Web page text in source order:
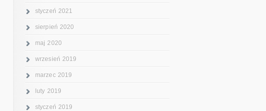
styczeń 2021
sierpień 2020
maj 2020
wrzesień 2019
marzec 2019
luty 2019
styczeń 2019